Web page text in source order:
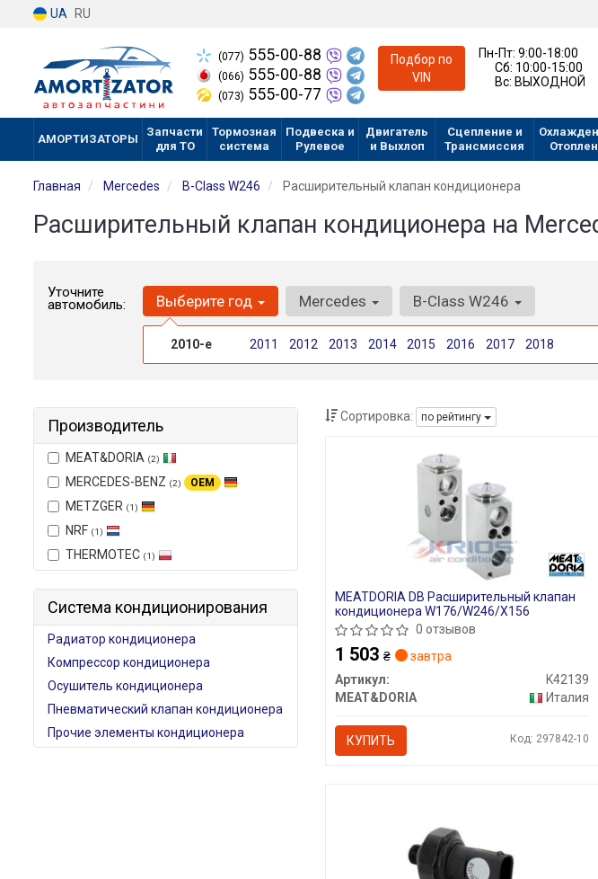
UA RU
(077) 555-00-88
(066) 555-00-88
(073) 555-00-77
Подбор по
VIN
Пн-Пт:9:00-18:00
Сб: 10:00-15:00
Вс: ВЫХОДНОЙ
АМОРТИЗАТОРЫ
Запчасти
для ТО
Тормозная
система
Подвеска и
Рулевое
Двигатель
и Выхлоп
Сцепление и
Трансмиссия
Главная Mercedes B-Class W246 Расширительный клапан кондиционера
Расширительный клапан кондиционера на
Уточните
автомобиль: Выберите год
2010-е 2011 2012 2013 2014 2015 2016 2017 2018
Mercedes B-Class W246
Производитель
MEAT&DORIA (2)
MERCEDES-BENZ (2) OEM
METZGER (1)
NRF (1)
THERMOTEC (1)
Система кондиционирования
Радиатор кондиционера
Компрессор кондиционера
Осушитель кондиционера
Пневматический клапан кондиционера
Прочие элементы кондиционера
Сортировка: по рейтингу
MEATDORIA DB Расширительный клапан
кондиционера W176/W246/X156
0 отзывов
1 503 ₴
завтра
Артикул:
K42139
MEAT&DORIA
Италия
КУПИТЬ Код: 297842-10